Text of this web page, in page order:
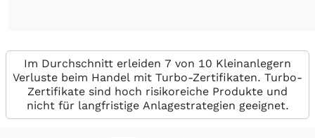
Im Durchschnitt erleiden 7 von 10 Kleinanlegern
Verluste beim Handel mit Turbo-Zertifikaten. Turbo-
Zertifikate sind hoch risikoreiche Produkte und
nicht für langfristige Anlagestrategien geeignet.